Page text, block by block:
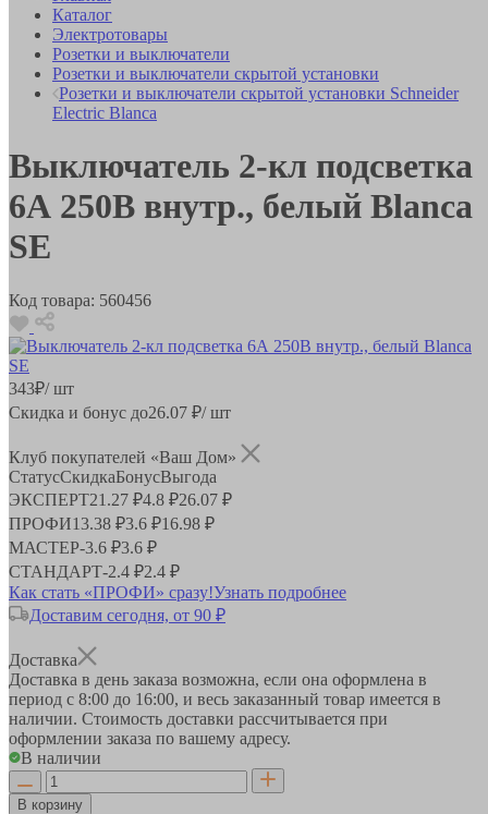
Каталог
Электротовары
Розетки и выключатели
Розетки и выключатели скрытой установки
Розетки и выключатели скрытой установки Schneider
Electric Blanca
Выключатель 2-кл подсветка
6А 250В внутр., белый Blanca
SE
Код товара: 560456
343₽/ шт
Скидка и бонус до26.07 ₽/ шт
Клуб покупателей «Ваш Дом»
СтатусСкидкаБонусВыгода
ЭКСПЕРТ21.27 ₽4.8 ₽26.07 ₽
ПРОФИ13.38 ₽3.6 ₽16.98 ₽
МАСТЕР-3.6 ₽3.6 ₽
СТАНДАРТ-2.4 ₽2.4 ₽
Как стать «ПРОФИ» сразу!Узнать подробнее
Доставим сегодня, от 90 ₽
Доставка
Доставка в день заказа возможна, если она оформлена в
период с 8:00 до 16:00, и весь заказанный товар имеется в
наличии. Стоимость доставки рассчитывается при
оформлении заказа по вашему адресу.
В наличии
В корзину